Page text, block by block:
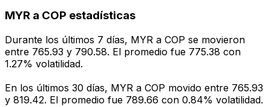
MYR a COP estadísticas
Durante los últimos 7 días, MYR a COP se movieron
entre 765.93 y 790.58. El promedio fue 775.38 con
1.27% volatilidad.
En los últimos 30 días, MYR a COP movido entre 765.93
y 819.42. El promedio fue 789.66 con 0.84% volatilidad.